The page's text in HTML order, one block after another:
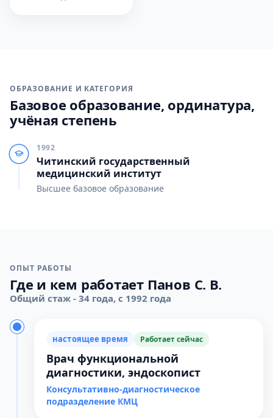
ОБРАЗОВАНИЕ И КАТЕГОРИЯ
Базовое образование, ординатура,
учёная степень
1992
Читинский государственный
медицинский институт
Высшее базовое образование
ОПЫТ РАБОТЫ
Где и кем работает Панов С. В.
Общий стаж - 34 года, с 1992 года
настоящее время Работает сейчас
Врач функциональной
диагностики, эндоскопист
Консультативно-диагностическое
подразделение КМЦ